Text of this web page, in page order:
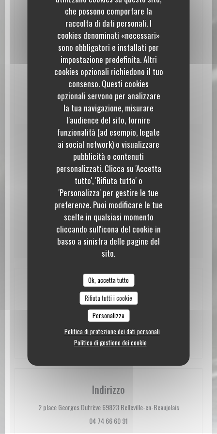
che possono comportare la
raccolta di dati personali. I
cookies denominati «necessari»
sono obbligatori e installati per
impostazione predefinita. Altri
cookies opzionali richiedono il tuo
consenso. Questi cookies
opzionali servono per analizzare
la tua navigazione, misurare
l'audience del sito, fornire
funzionalità (ad esempio, legate
ai social network) o visualizzare
pubblicità o contenuti
personalizzati. Clicca su 'Accetta
tutto', 'Rifiuta tutto' o
'Personalizza' per gestire le tue
preferenze. Puoi modificare le tue
scelte in qualsiasi momento
cliccando sull'icona del cookie in
basso a sinistra delle pagine del
sito.
Ok, accetta tutto
Rifiuta tutti i cookie
Personalizza
Politica di protezione dei dati personali
Politica di gestione dei cookie
Informazioni pratiche
Cucina
Tradizionale francese, Gastronomico
Tipologia
scuola alberghiera
Metodo di pagamento
Bancomat, Contanti, Assegni
Orari
Mer
12:00 - 12:15 *
* Solo su prenotazione
Accesso
Petit parking en contrebas boulangerie Marie
Blachère + parking clients angle Av
Verdun/Chemin Abbaye
Indirizzo
2 place Georges Dutrève 69823 Belleville-en-Beaujolais((apre una
04 74 66 60 91
le Jardin de Paul